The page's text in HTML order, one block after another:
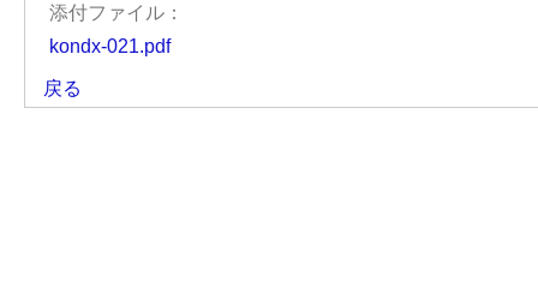
添付ファイル：
kondx-021.pdf
戻る